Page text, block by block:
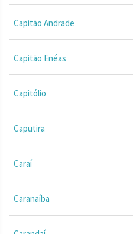
Capitão Andrade
Capitão Enéas
Capitólio
Caputira
Caraí
Caranaíba